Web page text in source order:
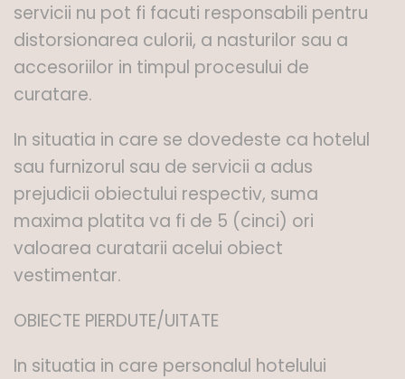
servicii nu pot fi facuti responsabili pentru
distorsionarea culorii, a nasturilor sau a
accesoriilor in timpul procesului de
curatare.
In situatia in care se dovedeste ca hotelul
sau furnizorul sau de servicii a adus
prejudicii obiectului respectiv, suma
maxima platita va fi de 5 (cinci) ori
valoarea curatarii acelui obiect
vestimentar.
OBIECTE PIERDUTE/UITATE
In situatia in care personalul hotelului